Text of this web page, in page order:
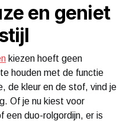
en geniet
kiezen hoeft geen
houden met de functie
de kleur en de stof, vind je
Of je nu kiest voor
een duo-rolgordijn, er is